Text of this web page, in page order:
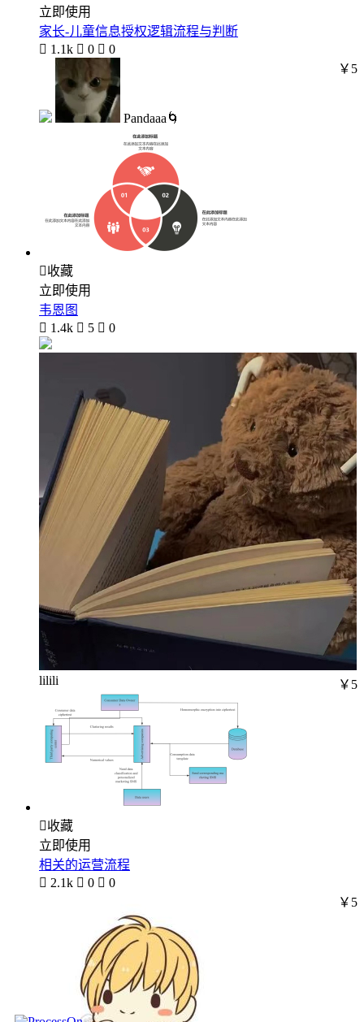
立即使用
家长-儿童信息授权逻辑流程与判断
 1.1k  0  0
Pandaaa🌀
￥5
收藏
立即使用
韦恩图
 1.4k  5  0
lilili ￥5
收藏
立即使用
相关的运营流程
 2.1k  0  0
￥5